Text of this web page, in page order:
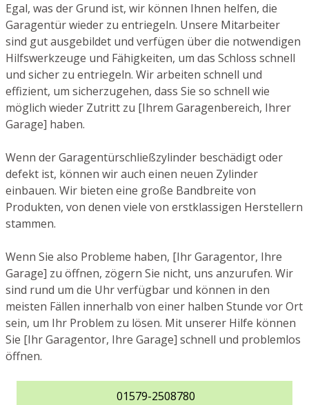
Egal, was der Grund ist, wir können Ihnen helfen, die
Garagentür wieder zu entriegeln. Unsere Mitarbeiter
sind gut ausgebildet und verfügen über die notwendigen
Hilfswerkzeuge und Fähigkeiten, um das Schloss schnell
und sicher zu entriegeln. Wir arbeiten schnell und
effizient, um sicherzugehen, dass Sie so schnell wie
möglich wieder Zutritt zu [Ihrem Garagenbereich, Ihrer
Garage] haben.
Wenn der Garagentürschließzylinder beschädigt oder
defekt ist, können wir auch einen neuen Zylinder
einbauen. Wir bieten eine große Bandbreite von
Produkten, von denen viele von erstklassigen Herstellern
stammen.
Wenn Sie also Probleme haben, [Ihr Garagentor, Ihre
Garage] zu öffnen, zögern Sie nicht, uns anzurufen. Wir
sind rund um die Uhr verfügbar und können in den
meisten Fällen innerhalb von einer halben Stunde vor Ort
sein, um Ihr Problem zu lösen. Mit unserer Hilfe können
Sie [Ihr Garagentor, Ihre Garage] schnell und problemlos
öffnen.
01579-2508780